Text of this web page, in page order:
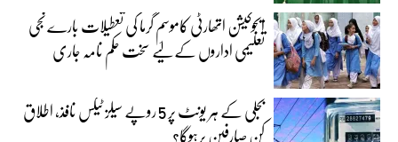
ایجوکیشن اتھارٹی کاموسمِ گرما کی تعطیلات بارے نجی
تعلیمی اداروں کے لیے سخت حکم نامہ جاری
بجلی کے ہر یونٹ پر 5 روپے سیلز ٹیکس نافذ، اطلاق